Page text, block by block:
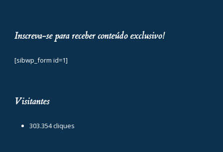
Inscreva-se para receber conteúdo exclusivo!
[sibwp_form id=1]
Visitantes
303.354 cliques